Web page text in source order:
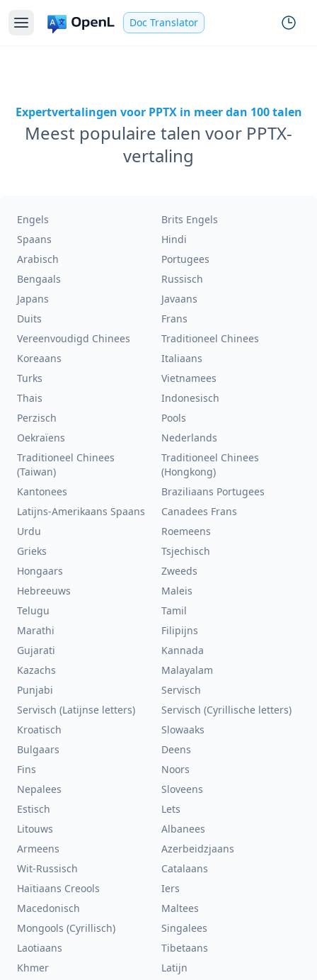
Doc Translator
Expertvertalingen voor PPTX in meer dan 100 talen
Meest populaire talen voor PPTX-
vertaling
Engels
Brits Engels
Spaans
Hindi
Arabisch
Portugees
Bengaals
Russisch
Japans
Javaans
Duits
Frans
Vereenvoudigd Chinees
Traditioneel Chinees
Koreaans
Italiaans
Turks
Vietnamees
Thais
Indonesisch
Perzisch
Pools
Oekraïens
Nederlands
Traditioneel Chinees
(Taiwan)
Traditioneel Chinees
(Hongkong)
Kantonees
Braziliaans Portugees
Latijns-Amerikaans Spaans
Canadees Frans
Urdu
Roemeens
Grieks
Tsjechisch
Hongaars
Zweeds
Hebreeuws
Maleis
Telugu
Tamil
Marathi
Filipijns
Gujarati
Kannada
Kazachs
Malayalam
Punjabi
Servisch
Servisch (Latijnse letters)
Servisch (Cyrillische letters)
Kroatisch
Slowaaks
Bulgaars
Deens
Fins
Noors
Nepalees
Sloveens
Estisch
Lets
Litouws
Albanees
Armeens
Azerbeidzjaans
Wit-Russisch
Catalaans
Haïtiaans Creools
Iers
Macedonisch
Maltees
Mongools (Cyrillisch)
Singalees
Laotiaans
Tibetaans
Khmer
Latijn